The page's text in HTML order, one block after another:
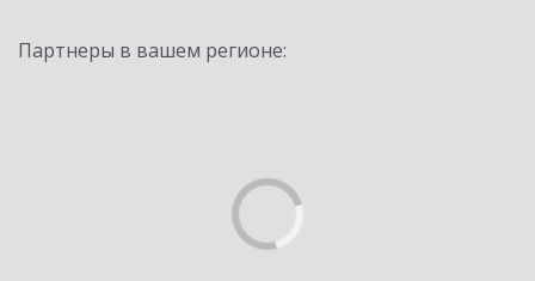
Партнеры в вашем регионе: